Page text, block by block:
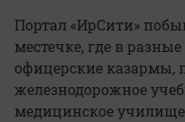
Портал «ИрСити»
местечке, где в
офицерские казармы,
железнодорожное
медицинское